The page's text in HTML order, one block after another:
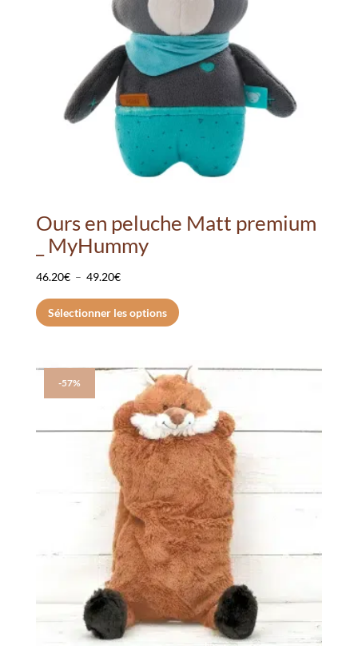
Ours en peluche Matt premium
_ MyHummy
46.20€ – 49.20€Plage
de
prix :
49.20€
Sélectionner les options
produit
variations.
Les
options
peuvent
être
choisies
sur
la
page
du
produit
-57%